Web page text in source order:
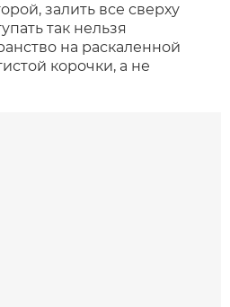
залить все сверху
так нельзя
на раскаленной
корочки, а не